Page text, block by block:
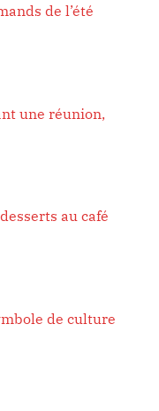
de l’été
une réunion,
au café
de culture